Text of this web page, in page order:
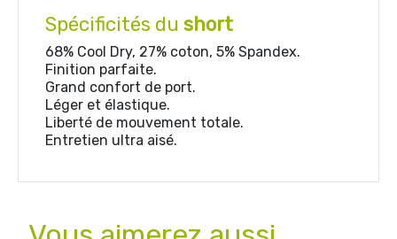
Spécificités du short
68% Cool Dry, 27% coton, 5% Spandex.
Finition parfaite.
Grand confort de port.
Léger et élastique.
Liberté de mouvement totale.
Entretien ultra aisé.